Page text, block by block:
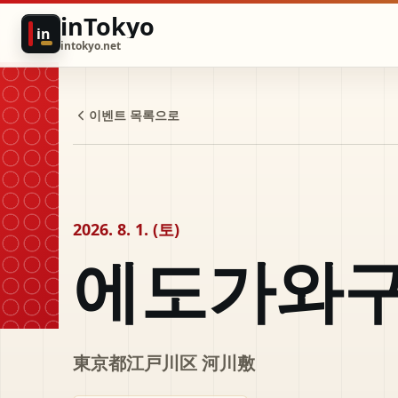
in inTokyo
intokyo.net
이벤트 목록으로
2026. 8. 1. (토)
에도가와
東京都江戸川区 河川敷